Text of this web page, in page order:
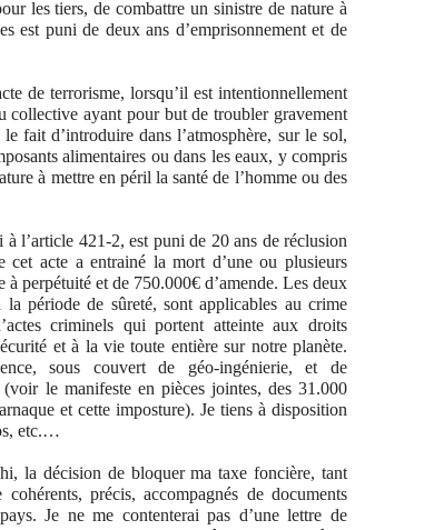
les tiers, de combattre un sinistre de nature à
est puni de deux ans d’emprisonnement et de
de terrorisme, lorsqu’il est intentionnellement
collective ayant pour but de troubler gravement
fait d’introduire dans l’atmosphère, sur le sol,
alimentaires ou dans les eaux, y compris
à mettre en péril la santé de l’homme ou des
à l’article 421-2, est puni de 20 ans de réclusion
cet acte a entrainé la mort d’une ou plusieurs
perpétuité et de 750.000€ d’amende. Les deux
période de sûreté, sont applicables au crime
criminels qui portent atteinte aux droits
et à la vie toute entière sur notre planète.
sous couvert de géo-ingénierie, et de
le manifeste en pièces jointes, des 31.000
et cette imposture). Je tiens à disposition
etc.…
la décision de bloquer ma taxe foncière, tant
précis, accompagnés de documents
Je ne me contenterai pas d’une lettre de